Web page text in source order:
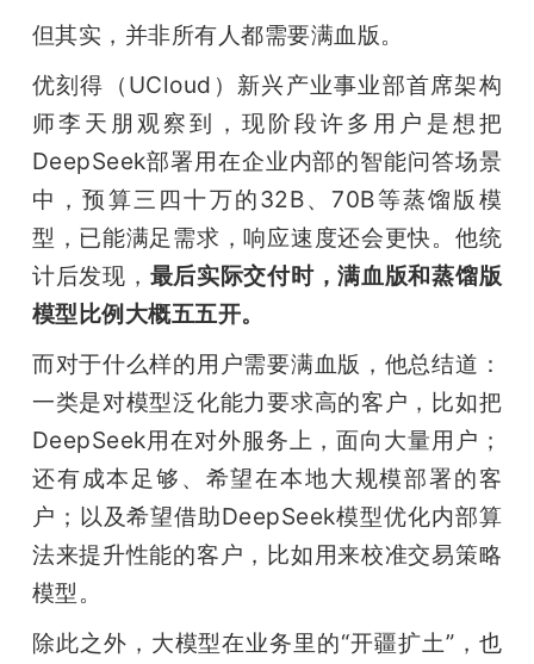
但其实，并非所有人都需要满血版。
优刻得（UCloud）新兴产业事业部首席架构
师李天朋观察到，现阶段许多用户是想把
DeepSeek部署用在企业内部的智能问答场景
中，预算三四十万的32B、70B等蒸馏版模
型，已能满足需求，响应速度还会更快。他统
计后发现， 最后实际交付时，满血版和蒸馏版
模型比例大概五五开。
而对于什么样的用户需要满血版，他总结道：
一类是对模型泛化能力要求高的客户，比如把
DeepSeek用在对外服务上，面向大量用户；
还有成本足够、希望在本地大规模部署的客
户；以及希望借助DeepSeek模型优化内部算
法来提升性能的客户，比如用来校准交易策略
模型。
除此之外，大模型在业务里的“开疆扩土”，也